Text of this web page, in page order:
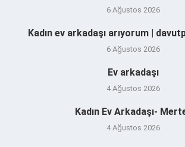
6 Ağustos 2026
Kadın ev arkadaşı arıyorum |
6 Ağustos 2026
Ev arkadaşı
4 Ağustos 2026
Kadın Ev Arkadaşı-
4 Ağustos 2026